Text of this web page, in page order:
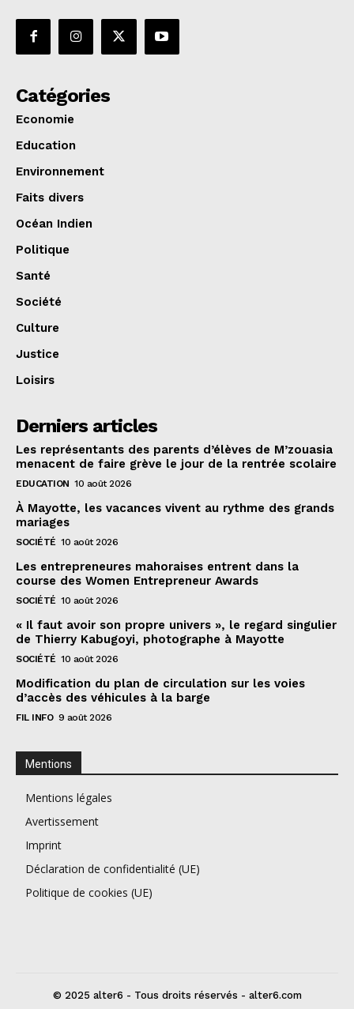
Catégories
Economie
Education
Environnement
Faits divers
Océan Indien
Politique
Santé
Société
Culture
Justice
Loisirs
Derniers articles
Les représentants des parents d’élèves de M’zouasia
menacent de faire grève le jour de la rentrée scolaire
EDUCATION 10 août 2026
À Mayotte, les vacances vivent au rythme des grands
mariages
SOCIÉTÉ 10 août 2026
Les entrepreneures mahoraises entrent dans la
course des Women Entrepreneur Awards
SOCIÉTÉ 10 août 2026
« Il faut avoir son propre univers », le regard singulier
de Thierry Kabugoyi, photographe à Mayotte
SOCIÉTÉ 10 août 2026
Modification du plan de circulation sur les voies
d’accès des véhicules à la barge
FIL INFO 9 août 2026
Mentions
Mentions légales
Avertissement
Imprint
Déclaration de confidentialité (UE)
Politique de cookies (UE)
© 2025 alter6 - Tous droits réservés - alter6.com